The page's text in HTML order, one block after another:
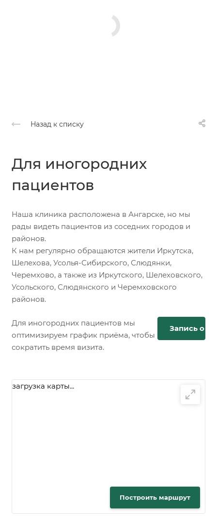
Назад к списку
Для иногородних
пациентов
Наша клиника расположена в Ангарске, но мы
рады видеть пациентов из соседних городов и
районов.
К нам регулярно обращаются жители Иркутска,
Шелехова, Усолья-Сибирского, Слюдянки,
Черемхово, а также из Иркутского, Шелеховского,
Усольского, Слюдянского и Черемховского
районов.
Для иногородних пациентов мы
оптимизируем график приёма, чтобы
сократить время визита.
Запись
загрузка карты...
Построить маршрут